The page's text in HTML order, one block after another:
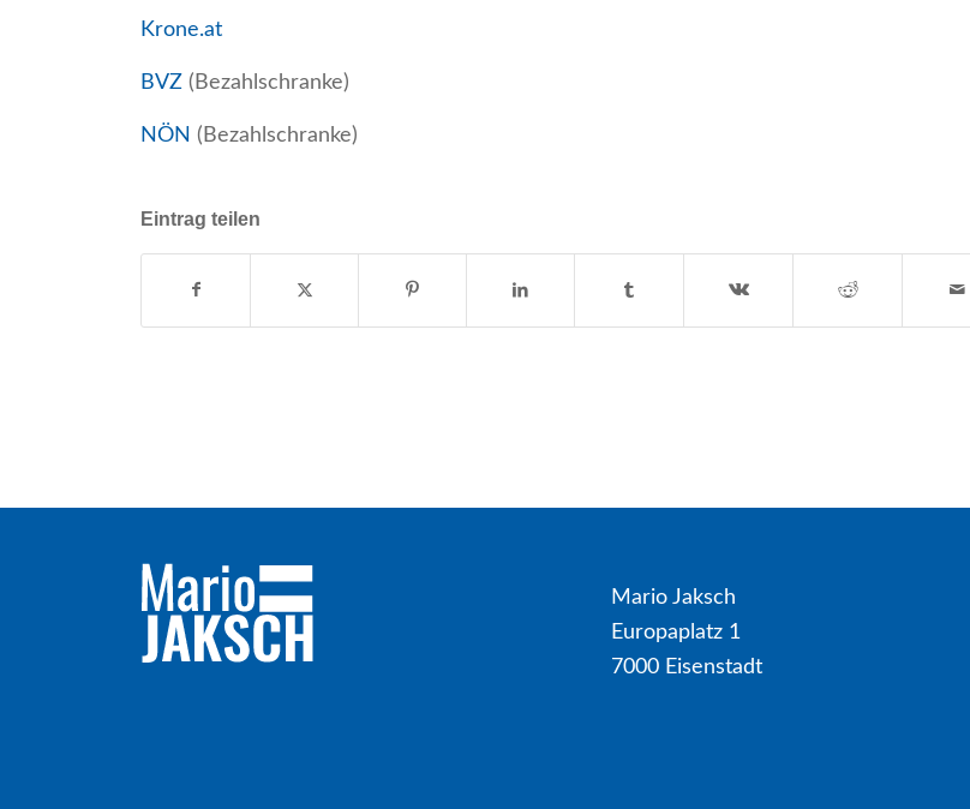
Krone.at
BVZ (Bezahlschranke)
NÖN (Bezahlschranke)
Eintrag teilen
Mario Jaksch
Europaplatz 1
7000 Eisenstadt